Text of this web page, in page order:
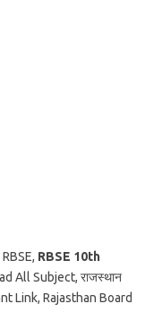
RBSE 10th
All Subject, राजस्थान
Link, Rajasthan Board